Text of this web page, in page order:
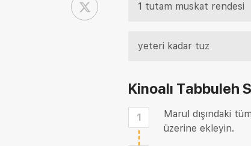
1 tutam muskat rendesi
yeteri kadar tuz
Kinoalı Tabbuleh
1
Marul dışındaki
üzerine ekleyin.